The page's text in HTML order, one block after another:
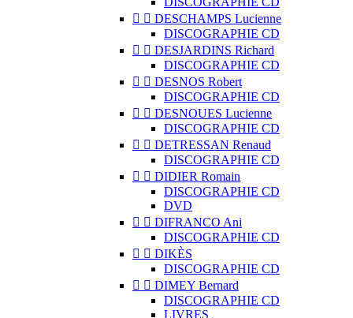
  DESCHAMPS Lucienne
DISCOGRAPHIE CD
  DESJARDINS Richard
DISCOGRAPHIE CD
  DESNOS Robert
DISCOGRAPHIE CD
  DESNOUES Lucienne
DISCOGRAPHIE CD
  DETRESSAN Renaud
DISCOGRAPHIE CD
  DIDIER Romain
DISCOGRAPHIE CD
DVD
  DIFRANCO Ani
DISCOGRAPHIE CD
  DIKÈS
DISCOGRAPHIE CD
  DIMEY Bernard
DISCOGRAPHIE CD
LIVRES